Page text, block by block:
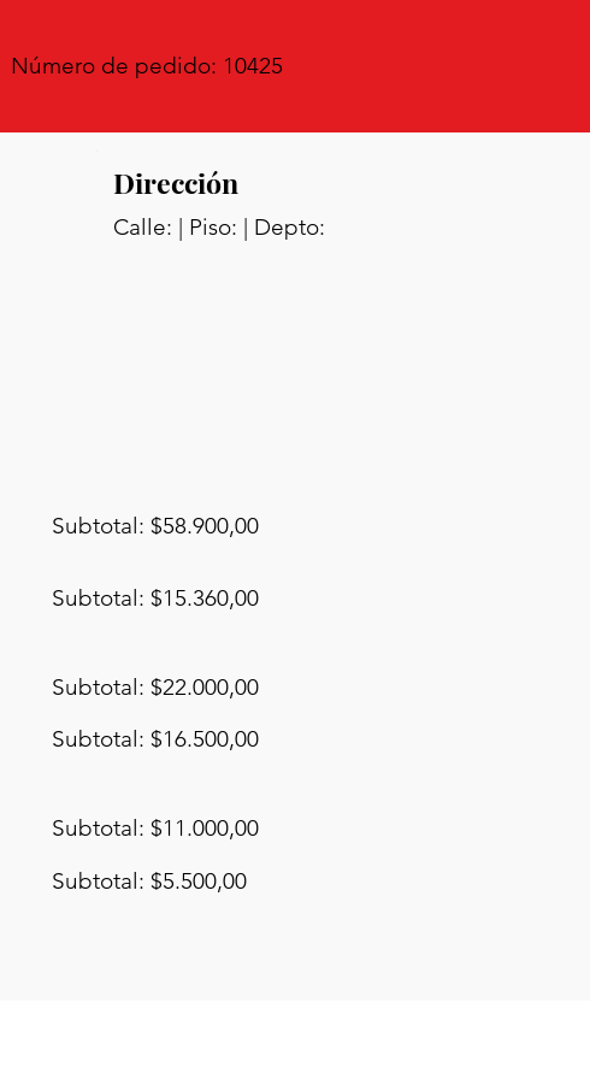
Número de pedido: 10425
Dirección
Calle: | Piso: | Depto:
Subtotal: $58.900,00
Subtotal: $15.360,00
Subtotal: $22.000,00
Subtotal: $16.500,00
Subtotal: $11.000,00
Subtotal: $5.500,00